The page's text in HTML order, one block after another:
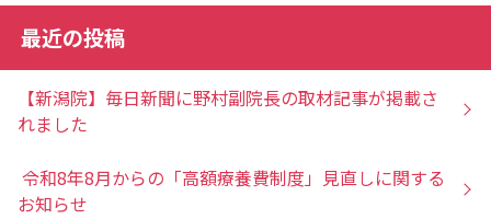
最近の投稿
【新潟院】毎日新聞に野村副院長の取材記事が掲載さ
れました
令和8年8月からの「高額療養費制度」見直しに関する
お知らせ